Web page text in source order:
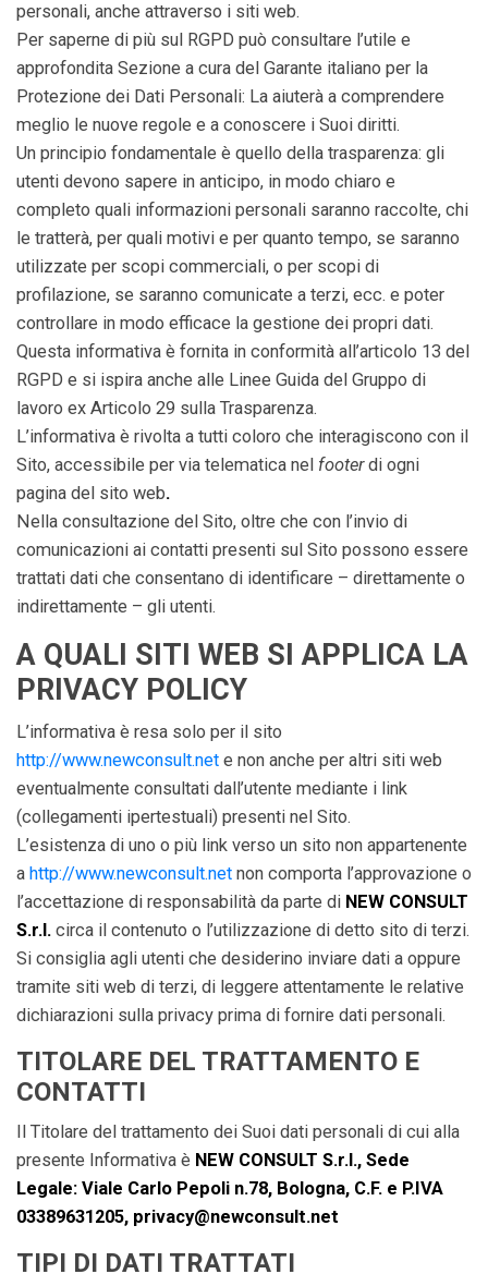
personali, anche attraverso i siti web.
Per saperne di più sul RGPD può consultare l’utile e
approfondita Sezione a cura del Garante italiano per la
Protezione dei Dati Personali: La aiuterà a comprendere
meglio le nuove regole e a conoscere i Suoi diritti.
Un principio fondamentale è quello della trasparenza: gli
utenti devono sapere in anticipo, in modo chiaro e
completo quali informazioni personali saranno raccolte, chi
le tratterà, per quali motivi e per quanto tempo, se saranno
utilizzate per scopi commerciali, o per scopi di
profilazione, se saranno comunicate a terzi, ecc. e poter
controllare in modo efficace la gestione dei propri dati.
Questa informativa è fornita in conformità all’articolo 13 del
RGPD e si ispira anche alle Linee Guida del Gruppo di
lavoro ex Articolo 29 sulla Trasparenza.
L’informativa è rivolta a tutti coloro che interagiscono con il
Sito, accessibile per via telematica nel footerdi ogni
pagina del sito web.
Nella consultazione del Sito, oltre che con l’invio di
comunicazioni ai contatti presenti sul Sito possono essere
trattati dati che consentano di identificare – direttamente o
indirettamente – gli utenti.
A QUALI SITI WEB SI APPLICA LA
PRIVACY POLICY
L’informativa è resa solo per il sito
http://www.newconsult.net e non anche per altri siti web
eventualmente consultati dall’utente mediante i link
(collegamenti ipertestuali) presenti nel Sito.
L’esistenza di uno o più link verso un sito non appartenente
a http://www.newconsult.net non comporta l’approvazione o
l’accettazione di responsabilità da parte di NEW CONSULT
S.r.l. circa il contenuto o l’utilizzazione di detto sito di terzi.
Si consiglia agli utenti che desiderino inviare dati a oppure
tramite siti web di terzi, di leggere attentamente le relative
dichiarazioni sulla privacy prima di fornire dati personali.
TITOLARE DEL TRATTAMENTO E
CONTATTI
Il Titolare del trattamento dei Suoi dati personali di cui alla
presente Informativa è NEW CONSULT S.r.l., Sede
Legale: Viale Carlo Pepoli n.78, Bologna, C.F. e P.IVA
03389631205, privacy@newconsult.net
TIPI DI DATI TRATTATI